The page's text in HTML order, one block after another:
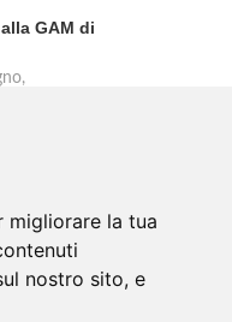
migliorare la tua
nostro sito, e
GAM di
Cinque